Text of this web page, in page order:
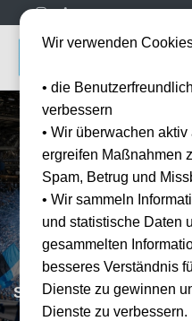
SSC Neapel vs CFC
Wir verwenden
• die
verbessern
• Wir überwachen
ergreifen Maßnahmen
Spam, Betrug und
• Wir sammeln
und statistische Daten
gesammelten
besseres Verständnis
Dienste zu gewinnen
Dienste zu verbessern.